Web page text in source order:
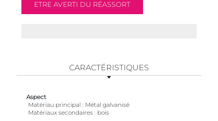
CARACTÉRISTIQUES
Aspect
Matériau principal
Métal galvanisé
Matériaux secondaires
bois